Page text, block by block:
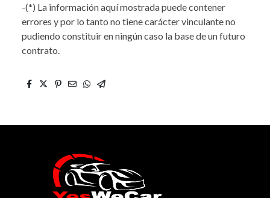
-(*) La información aquí mostrada puede contener
errores y por lo tanto no tiene carácter vinculante no
pudiendo constituir en ningún caso la base de un futuro
contrato.